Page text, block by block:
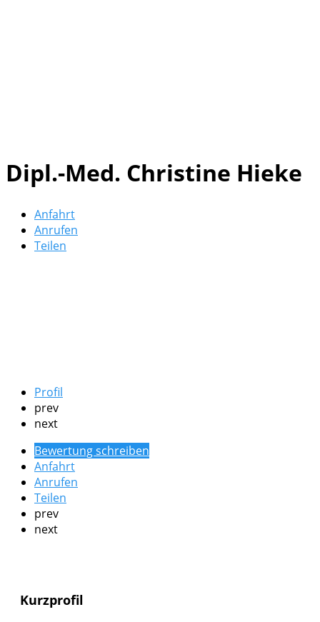
Dipl.-Med. Christine Hieke
Anfahrt
Anrufen
Teilen
Profil
prev
next
Bewertung schreiben
Anfahrt
Anrufen
Teilen
prev
next
Kurzprofil